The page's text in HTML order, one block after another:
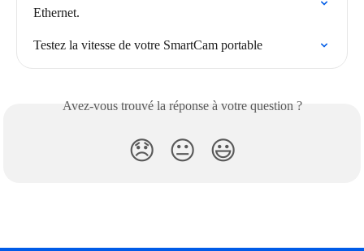
Ethernet.
Testez la vitesse de votre SmartCam portable
Avez-vous trouvé la réponse à votre question ?
😞 😐 😃